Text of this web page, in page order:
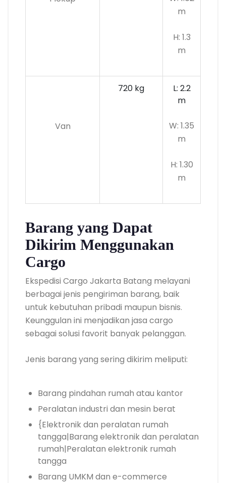
m
H: 1.3
m
Van
720 kg
L: 2.2
m
W: 1.35
m
H: 1.30
m
Barang yang Dapat
Dikirim Menggunakan
Cargo
Ekspedisi Cargo Jakarta Batang melayani
berbagai jenis pengiriman barang, baik
untuk kebutuhan pribadi maupun bisnis.
Keunggulan ini menjadikan jasa cargo
sebagai solusi favorit banyak pelanggan.
Jenis barang yang sering dikirim meliputi:
Barang pindahan rumah atau kantor
Peralatan industri dan mesin berat
{Elektronik dan peralatan rumah
tangga|Barang elektronik dan peralatan
rumah|Peralatan elektronik rumah
tangga
Barang UMKM dan e-commerce